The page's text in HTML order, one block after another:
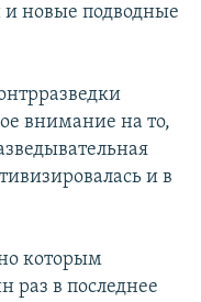
новые подводные
внимание на то,
и в
которым
раз в последнее